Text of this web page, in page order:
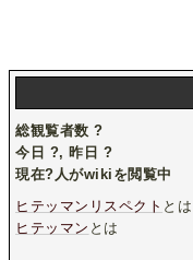
総観覧者数?
今日 ?, 昨日 ?
現在? 人がwikiを閲覧中
ヒテッマンリスペクト とは
ヒテッマン とは